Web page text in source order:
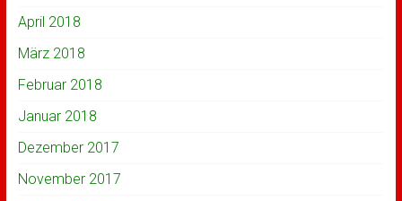
April 2018
März 2018
Februar 2018
Januar 2018
Dezember 2017
November 2017